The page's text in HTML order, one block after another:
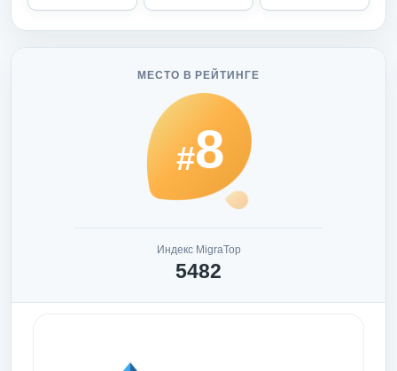
МЕСТО В РЕЙТИНГЕ
#8
Индекс MigraTop
5482